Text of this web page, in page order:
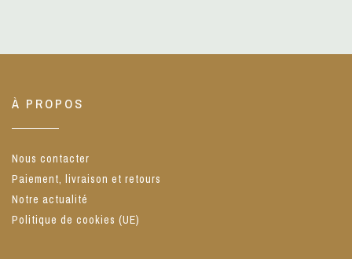
À PROPOS
Nous contacter
Paiement, livraison et retours
Notre actualité
Politique de cookies (UE)